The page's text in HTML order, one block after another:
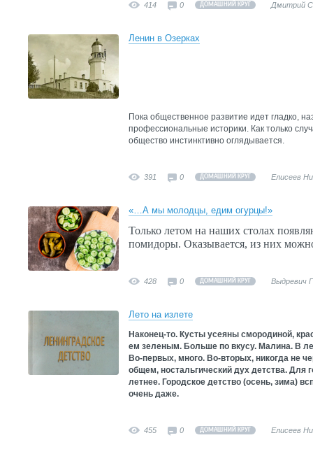
414 0 ДОМАШНИЙ КРУГ Дмитрий
Ленин в Озерках
Пока общественное развитие идет гладко,
профессиональные историки. Как только
общество инстинктивно оглядывается.
391 0 ДОМАШНИЙ КРУГ Елисеев
«…А мы молодцы, едим огурцы!»
Только летом на наших столах
помидоры. Оказывается, из них
428 0 ДОМАШНИЙ КРУГ Выдревич
Лето на излете
Наконец-то. Кусты усеяны смородиной,
ем зеленым. Больше по вкусу. Малина. В
Во-первых, много. Во-вторых, никогда не
общем, ностальгический дух детства. Для
летнее. Городское детство (осень, зима)
очень даже.
455 0 ДОМАШНИЙ КРУГ Елисеев